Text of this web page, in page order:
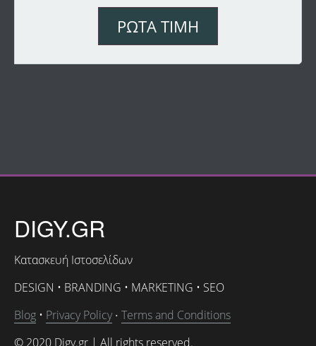
ΡΏΤΑ ΤΙΜΉ
DIGY.GR
Κατασκευή Ιστοσελίδων
DESIGN • BRANDING • MARKETING • SEO
Blog • Privacy Policy • Terms and Conditions
© 2020 Digy.gr | All rights reserved.